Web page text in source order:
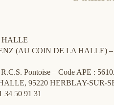
HALLE
(AU COIN DE LA HALLE) –
Pontoise – Code APE :
95220 HERBLAY-SUR-
34 50 91 31